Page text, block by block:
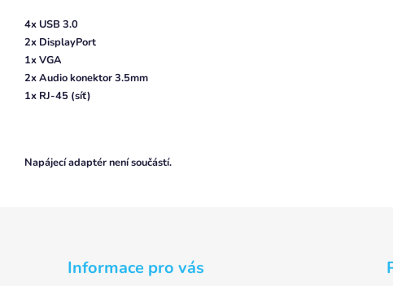
4x USB 3.0
2x DisplayPort
1x VGA
2x Audio konektor 3.5mm
1x RJ-45 (síť)
Napájecí adaptér není součástí.
Informace pro vás